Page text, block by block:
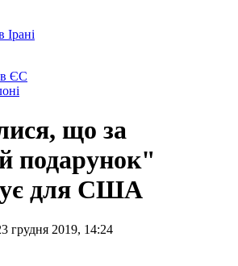
Ірані
в ЄС
що за
подарунок"
для США
грудня 2019, 14:24